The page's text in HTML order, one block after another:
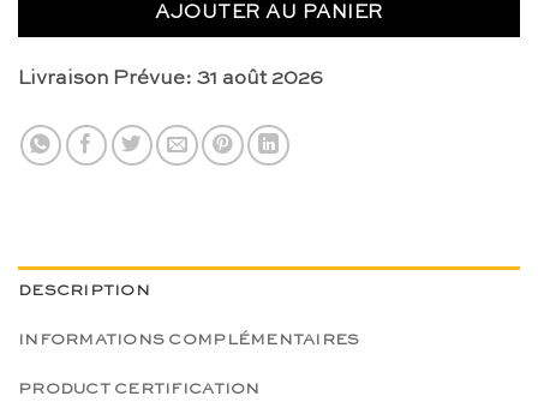
AJOUTER AU PANIER
Livraison Prévue: 31 août 2026
DESCRIPTION
INFORMATIONS COMPLÉMENTAIRES
PRODUCT CERTIFICATION